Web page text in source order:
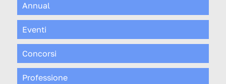
Annual
Eventi
Concorsi
Professione